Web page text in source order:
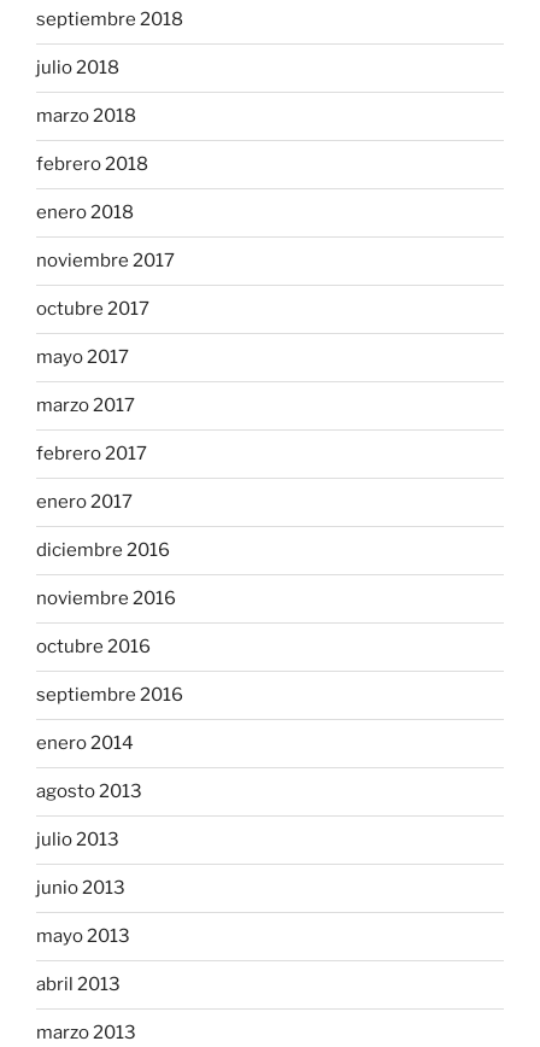
septiembre 2018
julio 2018
marzo 2018
febrero 2018
enero 2018
noviembre 2017
octubre 2017
mayo 2017
marzo 2017
febrero 2017
enero 2017
diciembre 2016
noviembre 2016
octubre 2016
septiembre 2016
enero 2014
agosto 2013
julio 2013
junio 2013
mayo 2013
abril 2013
marzo 2013